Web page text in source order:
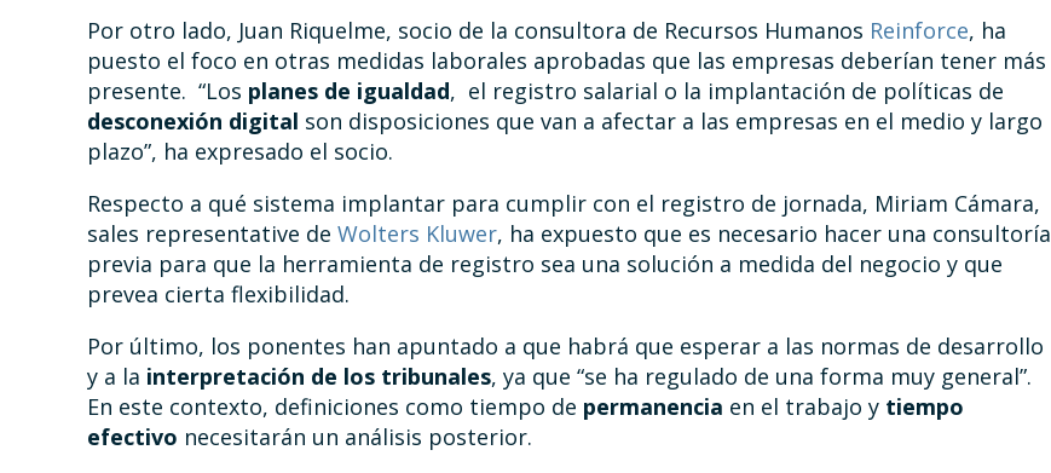
Por otro lado, Juan Riquelme, socio de la consultora de Recursos Humanos Reinforce, ha
puesto el foco en otras medidas laborales aprobadas que las empresas deberían tener más
presente. “Los planes de igualdad, el registro salarial o la implantación de políticas de
desconexión digital son disposiciones que van a afectar a las empresas en el medio y largo
plazo”, ha expresado el socio.
Respecto a qué sistema implantar para cumplir con el registro de jornada, Miriam Cámara,
sales representative de Wolters Kluwer, ha expuesto que es necesario hacer una consultoría
previa para que la herramienta de registro sea una solución a medida del negocio y que
prevea cierta flexibilidad.
Por último, los ponentes han apuntado a que habrá que esperar a las normas de desarrollo
y a la interpretación de los tribunales, ya que “se ha regulado de una forma muy general”.
En este contexto, definiciones como tiempo de permanencia en el trabajo y tiempo
efectivo necesitarán un análisis posterior.